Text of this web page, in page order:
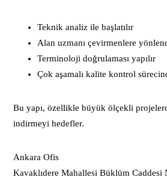
Teknik analiz ile başlatılır
Alan uzmanı çevirmenlere
Terminoloji doğrulaması yapılır
Çok aşamalı kalite kontrol
Bu yapı, özellikle büyük ölçekli
indirmeyi hedefler.
Ankara Ofis
Kavaklıdere Mahallesi Büklüm Caddesi